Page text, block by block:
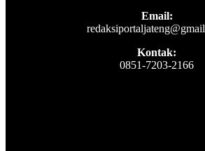
Email:
Kontak:
0851-7203-2166